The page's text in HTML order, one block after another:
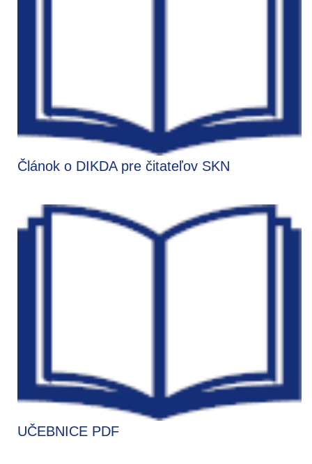
Článok o DIKDA pre čitateľov SKN
UČEBNICE PDF